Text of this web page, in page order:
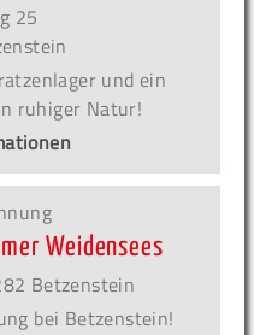
25
und ein
ruhiger Natur!
Weidensees
Betzenstein
bei Betzenstein!